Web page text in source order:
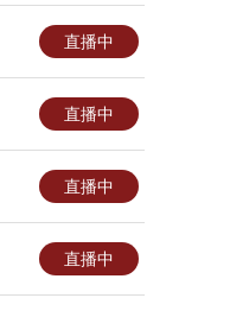
直播中
直播中
直播中
直播中